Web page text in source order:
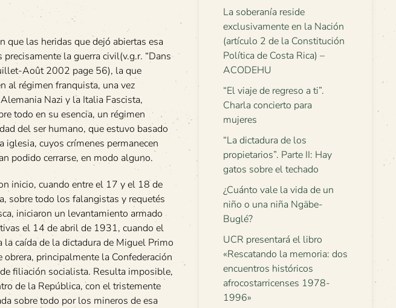
las heridas que dejó abiertas esa
la guerra civil(v.g.r. “Dans
Août 2002 page 56), la que
al régimen franquista, una vez
Nazi y la Italia Fascista,
todo en su esencia, un régimen
del ser humano, que estuvo basado
cuyos crímenes permanecen
podido cerrarse, en modo alguno.
inicio, cuando entre el 17 y el 18 de
sobre todo los falangistas y requetés
iniciaron un levantamiento armado
el 14 de abril de 1931, cuando el
caída de la dictadura de Miguel Primo
principalmente la Confederación
filiación socialista. Resulta imposible,
de la República, con el tristemente
sobre todo por los mineros de esa
La soberanía reside
exclusivamente en la Nación
(artículo 2 de la Constitución
Política de Costa Rica) –
ACODEHU
“El viaje de regreso a ti”.
Charla concierto para
mujeres
“La dictadura de los
propietarios”. Parte II: Hay
gatos sobre el techado
¿Cuánto vale la vida de un
niño o una niña Ngäbe-
Buglé?
UCR presentará el libro
«Rescatando la memoria: dos
encuentros históricos
afrocostarricenses 1978-
1996»